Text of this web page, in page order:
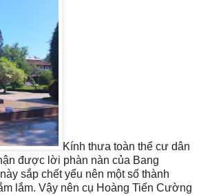
Kính thưa toàn thể cư dân
được lời phàn nàn của Bang
sắp chết yểu nên một số thành
lắm. Vậy nên cụ Hoàng Tiến Cường